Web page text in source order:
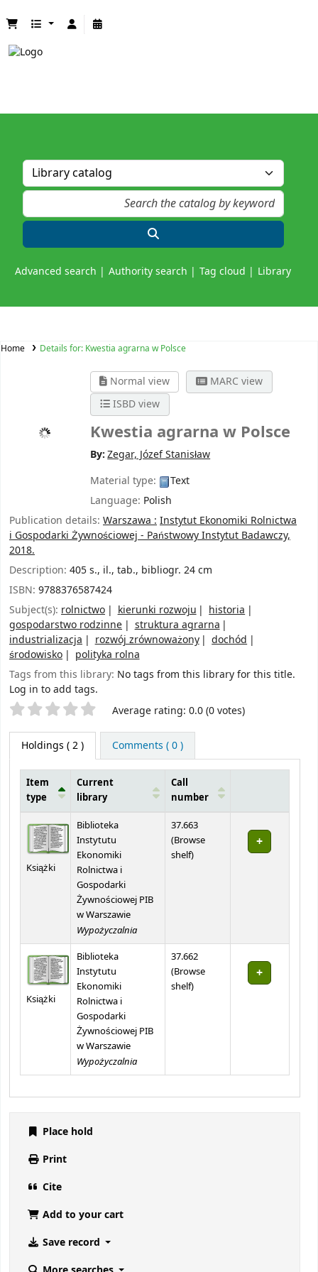
Advanced search Authority search Tag cloud Library
Home Details for: Kwestia agrarna w Polsce
Normal view
MARC view
ISBD view
Kwestia agrarna w Polsce
By:Zegar, Józef Stanisław
Material type:
Text
Language: Polish
Publication details: Warszawa :Instytut Ekonomiki Rolnictwa
i Gospodarki Żywnościowej - Państwowy Instytut Badawczy,
2018.
Description: 405 s., il., tab., bibliogr. 24 cm
ISBN: 9788376587424
Subject(s): rolnictwo kierunki rozwoju
historia
gospodarstwo rodzinne
struktura agrarna
industrializacja
rozwój zrównoważony
dochód
środowisko
polityka rolna
Tags from this library: No tags from this library for this title.
Log in to add tags.
Star ratings Average rating: 0.0 (0 votes)
Holdings ( 2 ) Comments ( 0 )
Item
type
Current
library
Call
number
Książki
Biblioteka
Instytutu
Ekonomiki
Rolnictwa i
Gospodarki
Żywnościowej PIB
w Warszawie
Wypożyczalnia
37.663
(Browse
shelf(Opens below)
)
Książki
Biblioteka
Instytutu
Ekonomiki
Rolnictwa i
Gospodarki
Żywnościowej PIB
w Warszawie
Wypożyczalnia
37.662
(Browse
shelf(Opens below)
)
Place hold
Print
Cite
Add to your cart
Save record